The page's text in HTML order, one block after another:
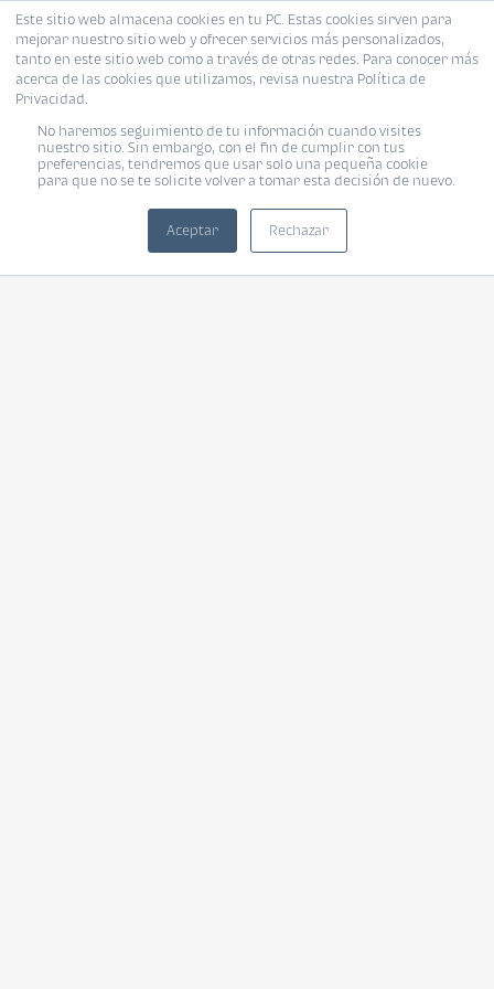
Este sitio web almacena cookies en tu PC. Estas cookies sirven para
mejorar nuestro sitio web y ofrecer servicios más personalizados,
tanto en este sitio web como a través de otras redes. Para conocer más
acerca de las cookies que utilizamos, revisa nuestra Política de
Privacidad.
No haremos seguimiento de tu información cuando visites
nuestro sitio. Sin embargo, con el fin de cumplir con tus
preferencias, tendremos que usar solo una pequeña cookie
para que no se te solicite volver a tomar esta decisión de nuevo.
Aceptar Rechazar